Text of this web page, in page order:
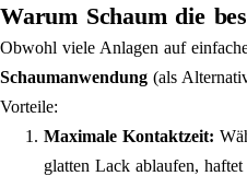
Warum Schaum die
Obwohl viele Anlagen auf
Schaumanwendung (als
Vorteile:
Maximale Kontaktzeit:
glatten Lack ablaufen,